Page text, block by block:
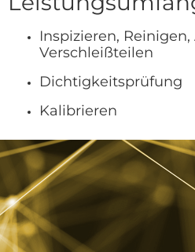
Inspizieren,
Verschleißteilen
Dichtigkeitsprüfung
Kalibrieren